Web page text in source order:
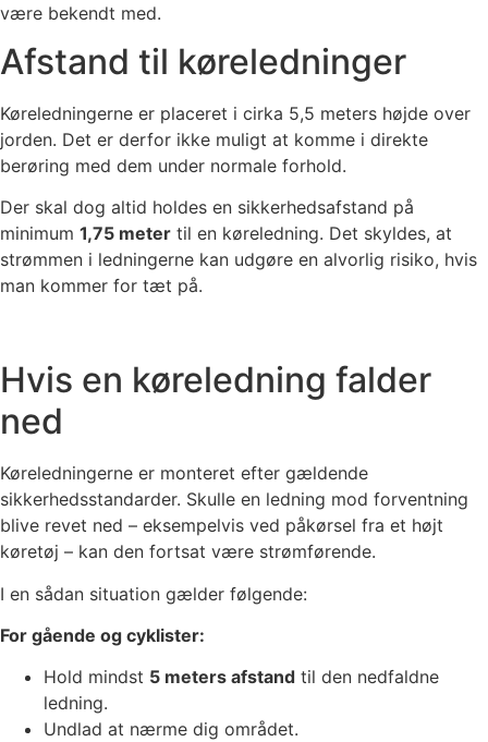
være bekendt med.
Afstand til køreledninger
Køreledningerne er placeret i cirka 5,5 meters højde over
jorden. Det er derfor ikke muligt at komme i direkte
berøring med dem under normale forhold.
Der skal dog altid holdes en sikkerhedsafstand på
minimum 1,75 meter til en køreledning. Det skyldes, at
strømmen i ledningerne kan udgøre en alvorlig risiko, hvis
man kommer for tæt på.
Hvis en køreledning falder
ned
Køreledningerne er monteret efter gældende
sikkerhedsstandarder. Skulle en ledning mod forventning
blive revet ned – eksempelvis ved påkørsel fra et højt
køretøj – kan den fortsat være strømførende.
I en sådan situation gælder følgende:
For gående og cyklister:
Hold mindst 5 meters afstand til den nedfaldne
ledning.
Undlad at nærme dig området.